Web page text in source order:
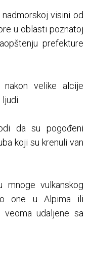
visini od
u oblasti poznatoj
prefekture
velike alcije
da su pogođeni
koji su krenuli van
mnoge vulkanskog
one u Alpima ili
udaljene sa